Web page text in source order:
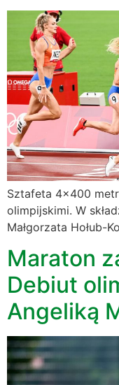
Sztafeta 4×400
olimpijskimi. W
Małgorzata Hołub-
Maraton
Debiut
Angeliką